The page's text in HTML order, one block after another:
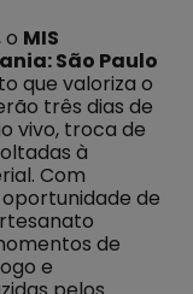
o MIS
São Paulo
que valoriza o
três dias de
vivo, troca de
à
Com
de
de
e